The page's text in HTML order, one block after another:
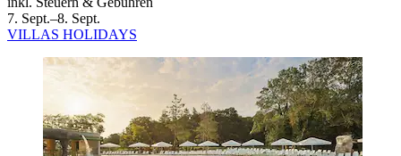
7. Sept.–8. Sept.
VILLAS HOLIDAYS